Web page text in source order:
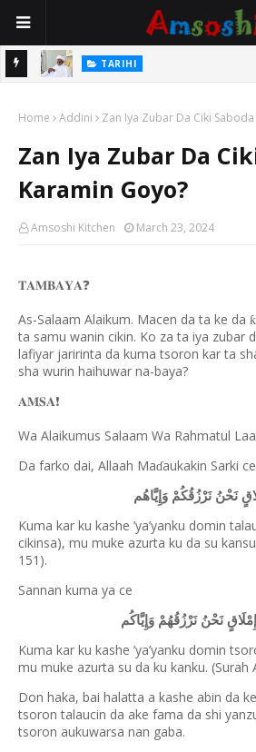
Mata TARIHI
Hassan
Home Addini Zan Iya Zubar Da Ciki
Zan Iya Zubar Da
Karamin Goyo?
Amsoshi Kitchen March 23, 2024
𝐓𝐀𝐌𝐁𝐀𝐘𝐀❓
As-Salaam Alaikum. Macen da ta ke da ƙ
ta samu wanin cikin. Ko za ta iya zubar
lafiyar jaririnta da kuma tsoron kar ta
sha wurin haihuwar na-baya?
𝐀𝐌𝐒𝐀❗️
Wa Alaikumus Salaam Wa Rahmatul
Da farko dai, Allaah Maɗaukakin Sarki
نَحْنُ نَرْزُقُكُمْ وَإِيَّاهُم
Kuma kar ku kashe ’ya’yanku domin
cikinsa), mu muke azurta ku da su
151).
Sannan kuma ya ce
نَحْنُ نَرْزُقُهُمْ وَإِيَّاكُم
Kuma kar ku kashe ’ya’yanku domin
mu muke azurta su da ku kanku. (Surah
Don haka, bai halatta a kashe abin da
tsoron talaucin da ake fama da shi
tsoron aukuwarsa nan gaba.